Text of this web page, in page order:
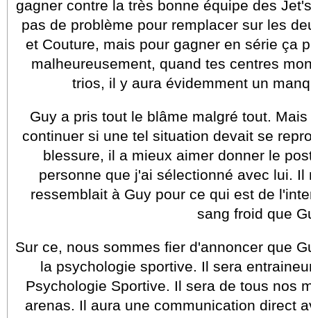
gagner contre la très bonne équipe des
pas de problème pour remplacer sur les
et Couture, mais pour gagner en série ça
malheureusement, quand tes centres
trios, il y aura évidemment un
Guy a pris tout le blâme malgré tout.
continuer si une tel situation devait se
blessure, il a mieux aimer donner le
personne que j'ai sélectionné avec lui.
ressemblait à Guy pour ce qui est de
sang froid que
Sur ce, nous sommes fier d'annoncer que
la psychologie sportive. Il sera
Psychologie Sportive. Il sera de tous nos
arenas. Il aura une communication direct